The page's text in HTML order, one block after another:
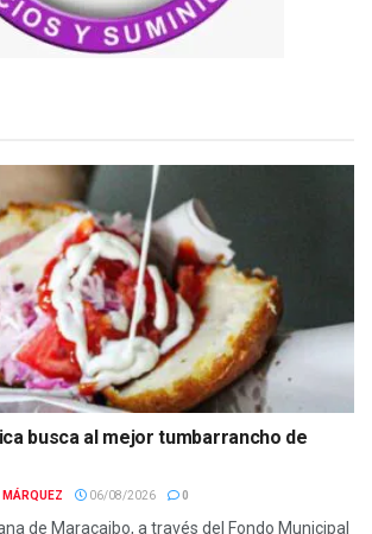
busca al mejor tumbarrancho de
MÁRQUEZ 06/08/2026 0
de Maracaibo, a través del Fondo Municipal